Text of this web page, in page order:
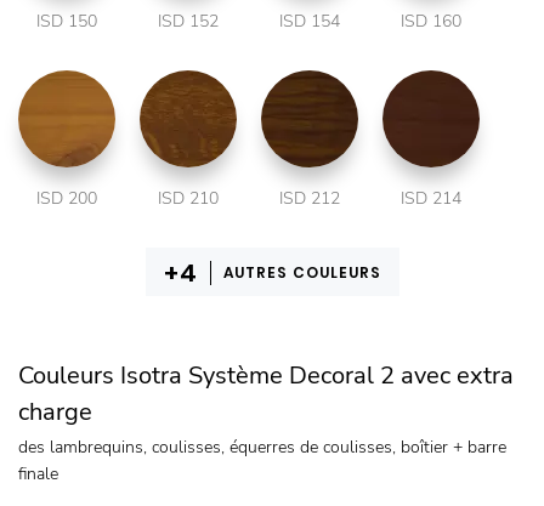
ISD 150 ISD 152 ISD 154 ISD 160
ISD 200 ISD 210 ISD 212 ISD 214
AUTRES COULEURS
Couleurs Isotra Système Decoral 2 avec extra
charge
des lambrequins, coulisses, équerres de coulisses, boîtier + barre
finale